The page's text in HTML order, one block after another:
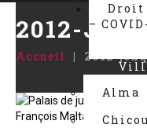
Droit
–
Alma
2012-
Accueil 2012-